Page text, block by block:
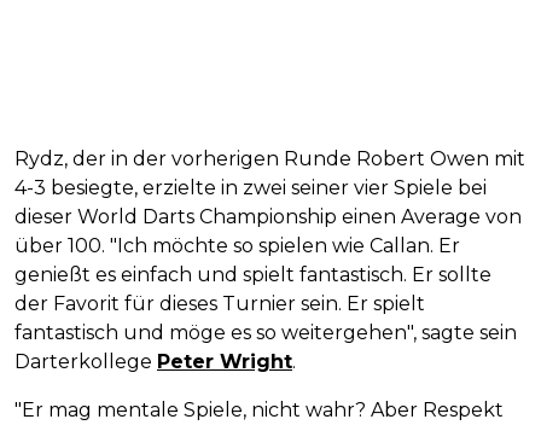
Rydz, der in der vorherigen Runde Robert Owen mit
4-3 besiegte, erzielte in zwei seiner vier Spiele bei
dieser World Darts Championship einen Average von
über 100. "Ich möchte so spielen wie Callan. Er
genießt es einfach und spielt fantastisch. Er sollte
der Favorit für dieses Turnier sein. Er spielt
fantastisch und möge es so weitergehen", sagte sein
Darterkollege Peter Wright.
"Er mag mentale Spiele, nicht wahr? Aber Respekt